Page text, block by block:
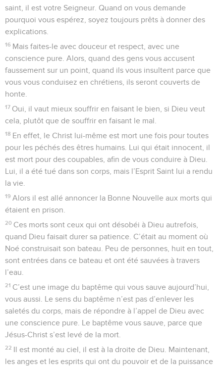
saint, il est votre Seigneur. Quand on vous demande
pourquoi vous espérez, soyez toujours prêts à donner des
explications.
16 Mais faites-le avec douceur et respect, avec une
conscience pure. Alors, quand des gens vous accusent
faussement sur un point, quand ils vous insultent parce que
vous vous conduisez en chrétiens, ils seront couverts de
honte.
17 Oui, il vaut mieux souffrir en faisant le bien, si Dieu veut
cela, plutôt que de souffrir en faisant le mal.
18 En effet, le Christ lui-même est mort une fois pour toutes
pour les péchés des êtres humains. Lui qui était innocent, il
est mort pour des coupables, afin de vous conduire à Dieu.
Lui, il a été tué dans son corps, mais l’Esprit Saint lui a rendu
la vie.
19 Alors il est allé annoncer la Bonne Nouvelle aux morts qui
étaient en prison.
20 Ces morts sont ceux qui ont désobéi à Dieu autrefois,
quand Dieu faisait durer sa patience. C’était au moment où
Noé construisait son bateau. Peu de personnes, huit en tout,
sont entrées dans ce bateau et ont été sauvées à travers
l’eau.
21 C’est une image du baptême qui vous sauve aujourd’hui,
vous aussi. Le sens du baptême n’est pas d’enlever les
saletés du corps, mais de répondre à l’appel de Dieu avec
une conscience pure. Le baptême vous sauve, parce que
Jésus-Christ s’est levé de la mort.
22 Il est monté au ciel, il est à la droite de Dieu. Maintenant,
les anges et les esprits qui ont du pouvoir et de la puissance